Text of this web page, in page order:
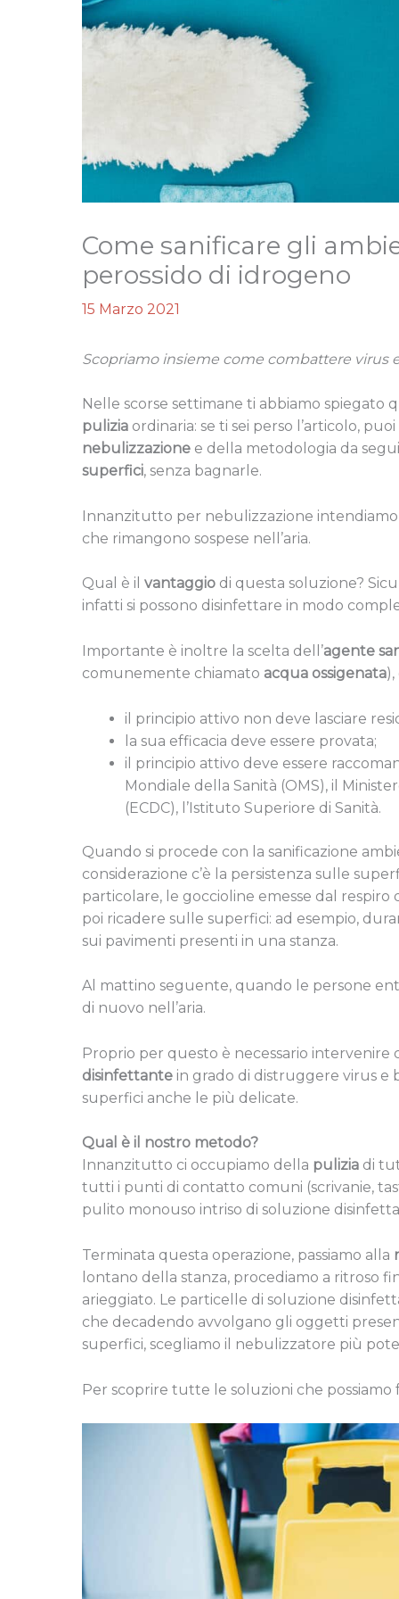
Come sanificare gli
perossido di idrogeno
15 Marzo 2021
Scopriamo insieme come combattere virus
Nelle scorse settimane ti abbiamo spiegato
pulizia ordinaria: se ti sei perso l’articolo,
nebulizzazione e della metodologia da
superfici, senza bagnarle.
Innanzitutto per nebulizzazione
che rimangono sospese nell’aria.
Qual è il vantaggio di questa soluzione?
infatti si possono disinfettare in modo
Importante è inoltre la scelta dell’agente
comunemente chiamato acqua ossigenata
il principio attivo non deve lasciare
la sua efficacia deve essere provata;
il principio attivo deve essere
Mondiale della Sanità (OMS), il
(ECDC), l’Istituto Superiore di Sanità.
Quando si procede con la sanificazione
considerazione c’è la persistenza sulle
particolare, le goccioline emesse dal
poi ricadere sulle superfici: ad esempio,
sui pavimenti presenti in una stanza.
Al mattino seguente, quando le persone
di nuovo nell’aria.
Proprio per questo è necessario intervenire
disinfettante in grado di distruggere virus e
superfici anche le più delicate.
Qual è il nostro metodo?
Innanzitutto ci occupiamo della pulizia di
tutti i punti di contatto comuni (scrivanie,
pulito monouso intriso di soluzione
Terminata questa operazione, passiamo alla
lontano della stanza, procediamo a ritroso
arieggiato. Le particelle di soluzione
che decadendo avvolgano gli oggetti
superfici, scegliamo il nebulizzatore più
Per scoprire tutte le soluzioni che